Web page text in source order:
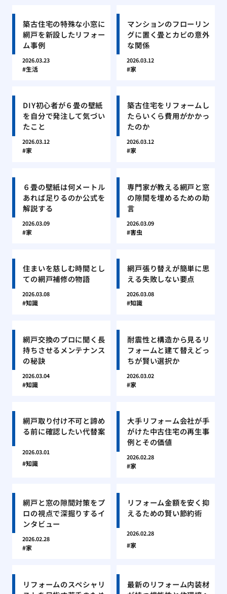
築古住宅の特殊な小窓に
網戸を新設したリフォー
ム事例
2026.03.23
生活
マンションのフローリン
グに置く畳とカビの意外
な関係
2026.03.12
家
DIY初心者が６畳の壁紙
を自分で発注して気づい
たこと
2026.03.12
家
築古住宅をリフォームし
たらいくら費用がかかっ
たのか
2026.03.12
家
６畳の壁紙は何メートル
あれば足りるのか公式を
解説する
2026.03.09
家
専門家が教える網戸と窓
の隙間を埋めるための助
言
2026.03.09
害虫
住まいを慈しむ時間とし
ての網戸補修の物語
2026.03.08
知識
網戸張り替えが簡単に思
える失敗しない要点
2026.03.08
知識
網戸交換のプロに聞く長
持ちさせるメンテナンス
の秘訣
2026.03.04
知識
耐震性と構造から見るリ
フォームと建て替えどっ
ちが賢い選択か
2026.03.02
家
網戸取り付け不可と諦め
る前に確認したい代替案
2026.03.01
知識
大手リフォーム会社が手
がけた中古住宅の再生事
例とその価値
2026.02.28
家
網戸と窓の隙間対策をプ
ロの視点で深掘りするイ
ンタビュー
2026.02.28
家
リフォーム金額を安く抑
えるための賢い節約術
2026.02.28
家
リフォームのスペシャリ
最新のリフォーム内装材